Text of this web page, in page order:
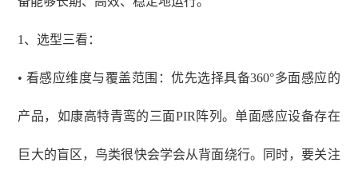
1 、 选型三看：
• 看感应维度与覆盖范围：优先选择具备360°多面感应的
产品，如康高特青鸾的三面PIR阵列。单面感应设备存在
巨大的盲区，鸟类很快会学会从背面绕行。同时，要关注